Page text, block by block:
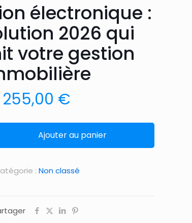
électronique :
2026 qui
votre gestion
255,00 €
Ajouter au panier
: Non classé